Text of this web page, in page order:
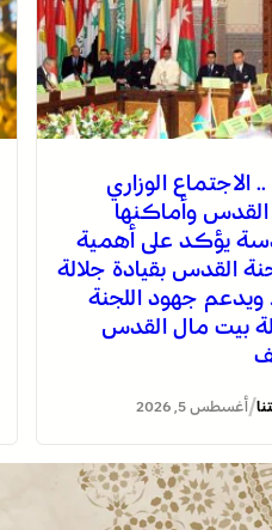
الاجتماع الوزاري
وأماكنها
يؤكد على أهمية
القدس بقيادة جلالة
ويدعم جهود اللجنة
بيت مال القدس
/أغسطس 5, 2026